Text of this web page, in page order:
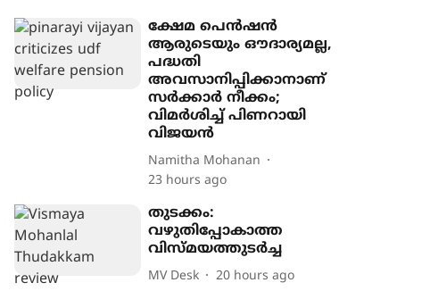
ക്ഷേമ പെൻഷൻ
ആരുടെയും ഔദാര്യമല്ല,
പദ്ധതി
അവസാനിപ്പിക്കാനാണ്
സർക്കാർ നീക്കം;
വിമർശിച്ച് പിണറായി
വിജയൻ
Namitha Mohanan
23 hours ago
തുടക്കം:
വഴുതിപ്പോകാത്ത
വിസ്മയത്തുടർച്ച
MV Desk 20 hours ago